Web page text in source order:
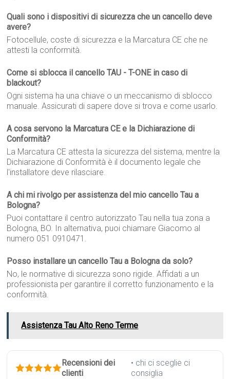
Quali sono i dispositivi di sicurezza che un cancello deve
avere?
Fotocellule, coste di sicurezza e la Marcatura CE che ne
attesti la conformità.
Come si sblocca il cancello TAU - T-ONE in caso di
blackout?
Ogni sistema ha una chiave o un meccanismo di sblocco
manuale. Assicurati di sapere dove si trova e come usarlo.
A cosa servono la Marcatura CE e la Dichiarazione di
Conformità?
La Marcatura CE attesta la sicurezza del sistema, mentre la
Dichiarazione di Conformità è il documento legale che
l'installatore deve rilasciare.
A chi mi rivolgo per assistenza del mio cancello Tau a
Bologna?
Puoi contattare il centro autorizzato Tau nella tua zona a
Bologna, BO. In alternativa, puoi chiamare Giacomo al
numero 051 0910471.
Posso installare un cancello Tau a Bologna da solo?
No, le normative di sicurezza sono rigide. Affidati a un
professionista per garantire il corretto funzionamento e la
conformità.
Assistenza Tau Alto Reno Terme
Recensioni dei
clienti
• chi ci sceglie ci
consiglia